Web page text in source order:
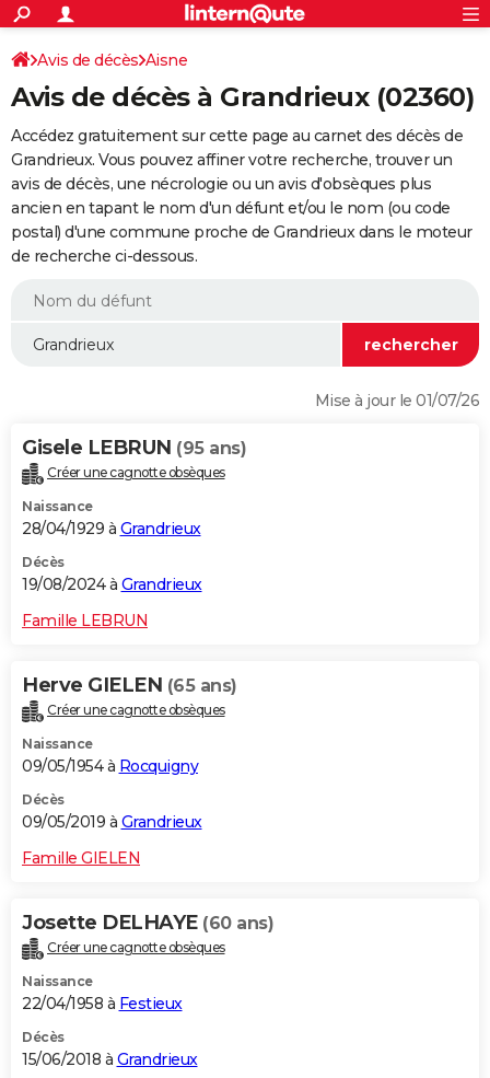
ACTUALITÉS
Politique
Société
Faits Divers
Education
Monde
Villes
+
SPORT
Coupe du monde 2026
Football
Tennis
Cyclisme
Rugby
Forum
Programme TV
TNT
Streaming
Cinéma
Sorties cinéma
Musique
+
FINANCE
Retraite
Impôts
Epargne
Immobilier
Risques naturels par ville
Banque
Assurance
Crédit
AUTO
Essais
Réserver un essai
Citadines
Berlines
SUV
Forum auto
+
HIGH-TECH
BRICOLAGE
WEEK-END
Alimentation
Guide de la santé
Maladies
Médicaments
Sommeil
VOYAGE
Destinations
City break
Voyage nature
Voyage de noces
Forum
Climat
+PHOTO
GUIDES D'ACHAT
Carte de Noël
Carte Bonne année
Carte Saint-Valentin
Carte Pâques
Carte d'anniversaire
DICTIONNAIRE
Dictionnaire
Biographies
Citations
Expressions
Proverbes
PROGRAMME TV
S'inscrire
Se connecter
Lycées
Collèges
Primaires
Universités
Entreprises
Service militaire
Avis de recherche
AVIS DE DÉCÈS
FORUM
Avis de décès Aisne
Avis de décès à Grandrieux (02360)
Accédez gratuitement sur cette page au carnet des décès de
Grandrieux. Vous pouvez affiner votre recherche, trouver un
avis de décès, une nécrologie ou un avis d'obsèques plus
ancien en tapant le nom d'un défunt et/ou le nom (ou code
postal) d'une commune proche de Grandrieux dans le moteur
de recherche ci-dessous.
Mise à jour le 01/07/26
Gisele LEBRUN (95 ans)
Créer une cagnotte obsèques
Naissance
28/04/1929 à Grandrieux
Décès
19/08/2024 à Grandrieux
Famille LEBRUN
Herve GIELEN (65 ans)
Créer une cagnotte obsèques
Naissance
09/05/1954 à Rocquigny
Décès
09/05/2019 à Grandrieux
Famille GIELEN
Josette DELHAYE (60 ans)
Créer une cagnotte obsèques
Naissance
22/04/1958 à Festieux
Décès
15/06/2018 à Grandrieux